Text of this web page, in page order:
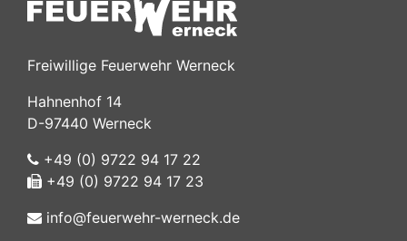
Freiwillige Feuerwehr Werneck
Hahnenhof 14
D-97440 Werneck
+49 (0) 9722 94 17 22
+49 (0) 9722 94 17 23
info@feuerwehr-werneck.de